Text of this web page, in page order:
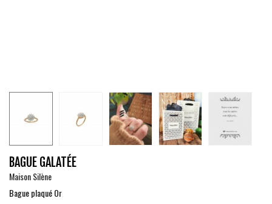
BAGUE GALATÉE
Maison Silène
Bague plaqué Or